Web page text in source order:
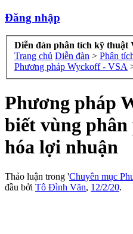
Đăng nhập
Diễn đàn phân tích kỹ thuật
Trang chủ Diễn đàn > Phân
Phương pháp Wyckoff - VSA
Phương pháp
biết vùng
hóa lợi nhuận
Thảo luận trong 'Chuyên mục
đầu bởi Tô Đình Văn, 12/2/20.